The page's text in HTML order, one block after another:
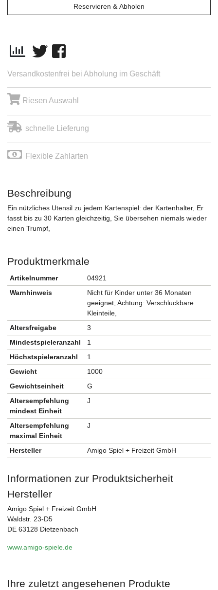
Reservieren & Abholen
Versandkostenfrei bei Abholung im Geschäft
Riesen Auswahl
schnelle Lieferung
Flexible Zahlarten
Beschreibung
Ein nützliches Utensil zu jedem Kartenspiel: der Kartenhalter, Er
fasst bis zu 30 Karten gleichzeitig, Sie übersehen niemals wieder
einen Trumpf,
Produktmerkmale
Artikelnummer
04921
Warnhinweis
Nicht für Kinder unter 36 Monaten
geeignet, Achtung: Verschluckbare
Kleinteile,
Altersfreigabe
3
Mindestspieleranzahl
1
Höchstspieleranzahl
1
Gewicht
1000
Gewichtseinheit
G
Altersempfehlung
mindest Einheit
J
Altersempfehlung
maximal Einheit
J
Hersteller Amigo Spiel + Freizeit GmbH
Informationen zur Produktsicherheit
Hersteller
Amigo Spiel + Freizeit GmbH
Waldstr. 23-D5
DE 63128 Dietzenbach
www.amigo-spiele.de
Ihre zuletzt angesehenen Produkte